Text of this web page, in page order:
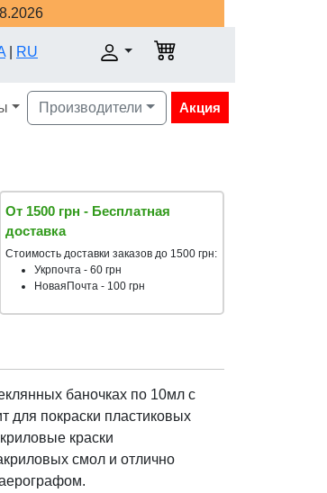
RU
Производители Акция
От 1500 грн - Бесплатная
доставка
Стоимость доставки заказов до 1500 грн:
Укрпочта - 60 грн
НоваяПочта - 100 грн
баночках по 10мл с
покраски пластиковых
краски
смол и отлично